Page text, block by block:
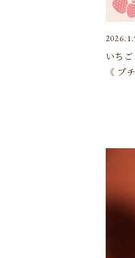
いち
《 プ